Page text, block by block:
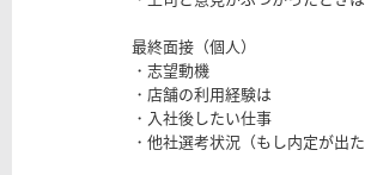
最終面接（個人）
・志望動機
・店舗の利用経験は
・入社後したい仕事
・他社選考状況（もし内定が出